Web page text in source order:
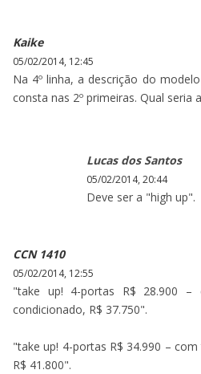
Kaike
05/02/2014, 12:45
Na 4º linha, a descrição do
consta nas 2º primeiras. Qual seria
Lucas dos Santos
05/02/2014, 20:44
Deve ser a "high up".
CCN 1410
05/02/2014, 12:55
"take up! 4-portas R$ 28.900 –
condicionado, R$ 37.750".
"take up! 4-portas R$ 34.990 –
R$ 41.800".